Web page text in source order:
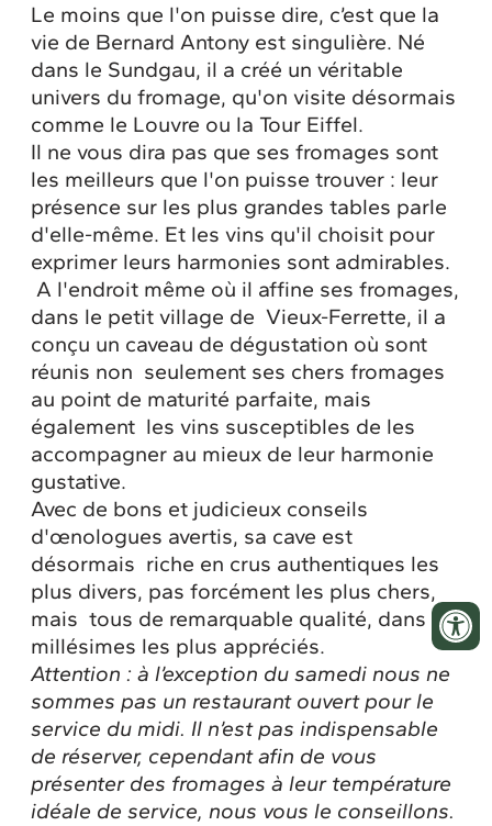
Le moins que l'on puisse dire, c’est que la
vie de Bernard Antony est singulière. Né
dans le Sundgau, il a créé un véritable
univers du fromage, qu'on visite désormais
comme le Louvre ou la Tour Eiffel.
Il ne vous dira pas que ses fromages sont
les meilleurs que l'on puisse trouver : leur
présence sur les plus grandes tables parle
d'elle-même. Et les vins qu'il choisit pour
exprimer leurs harmonies sont admirables.
A l'endroit même où il affine ses fromages,
dans le petit village de Vieux-Ferrette, il a
conçu un caveau de dégustation où sont
réunis non seulement ses chers fromages
au point de maturité parfaite, mais
également les vins susceptibles de les
accompagner au mieux de leur harmonie
gustative.
Avec de bons et judicieux conseils
d'œnologues avertis, sa cave est
désormais riche en crus authentiques les
plus divers, pas forcément les plus chers,
mais tous de remarquable qualité, dans les
millésimes les plus appréciés.
Attention : à l’exception du samedi nous ne
sommes pas un restaurant ouvert pour le
service du midi. Il n’est pas indispensable
de réserver, cependant afin de vous
présenter des fromages à leur température
idéale de service, nous vous le conseillons.